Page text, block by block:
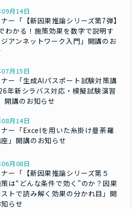
月14日
ー「【新因果推論シリーズ第7弾】
わかる！施策効果を数字で説明す
アンネットワーク入門」開講のお
月15日
ー「生成AIパスポート試験対策講
年新シラバス対応・模擬試験演習
開講のお知らせ
月14日
ー「Excelを用いた糸掛け曼荼羅
」開講のお知らせ
月08日
ー「【新因果推論シリーズ第５
は“どんな条件で効く”のか？因果
トで読み解く効果の分かれ目」開
らせ